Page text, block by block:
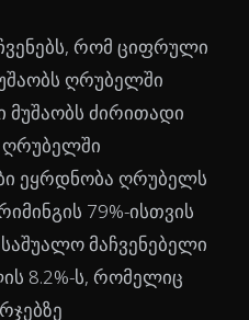
რომ ციფრული
ღრუბელში
მუშაობს ძირითადი
ღრუბელში
ეყრდნობა ღრუბელს
79%-ისთვის
მაჩვენებელი
8.2%-ს, რომელიც